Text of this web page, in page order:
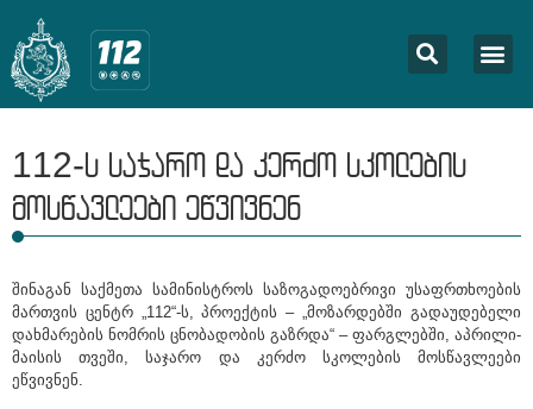
112-ს საჯარო და კერძო სკოლების
მოსწავლეები ეწვივნენ
შინაგან საქმეთა სამინისტროს საზოგადოებრივი უსაფრთხოების
მართვის ცენტრ „112“-ს, პროექტის – „მოზარდებში გადაუდებელი
დახმარების ნომრის ცნობადობის გაზრდა“ – ფარგლებში, აპრილი-
მაისის თვეში, საჯარო და კერძო სკოლების მოსწავლეები
ეწვივნენ.